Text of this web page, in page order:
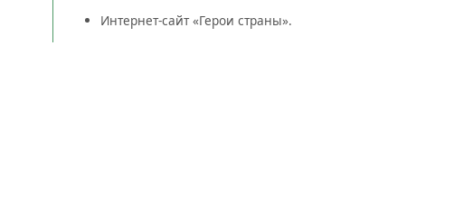
Интернет-сайт «Герои страны».